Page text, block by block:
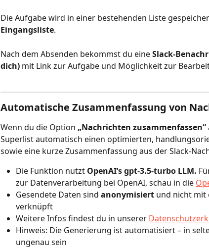
Die Aufgabe wird in einer bestehenden Liste
Eingangsliste.
Nach dem Absenden bekommst du eine Slack-
dich) mit Link zur Aufgabe und Möglichkeit zur
Automatische Zusammenfassung von
Wenn du die Option „Nachrichten zusammenfassen“
Superlist automatisch einen optimierten,
sowie eine kurze Zusammenfassung aus der Slack-
Die Funktion nutzt OpenAI’s gpt-3.5-turbo LLM.
zur Datenverarbeitung bei OpenAI, schau in die
Gesendete Daten sind anonymisiert und nicht mit
verknüpft
Weitere Infos findest du in unserer
Hinweis: Die Generierung ist automatisiert – in
ungenau sein